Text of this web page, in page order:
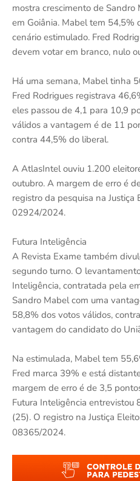
mostra crescimento de
em Goiânia. Mabel tem 54,5%
cenário estimulado. Fred
devem votar em branco, nulo
Há uma semana, Mabel tinha
Fred Rodrigues registrava
eles passou de 4,1 para 10,9
válidos a vantagem é de 11
contra 44,5% do liberal.
A AtlasIntel ouviu 1.200
outubro. A margem de erro é
registro da pesquisa na
02924/2024.
Futura Inteligência
A Revista Exame também
segundo turno. O
Inteligência, contratada pela
Sandro Mabel com uma
58,8% dos votos válidos,
vantagem do candidato do
Na estimulada, Mabel tem
Fred marca 39% e está
margem de erro é de 3,5
Futura Inteligência entrevistou
(25). O registro na Justiça
08365/2024.